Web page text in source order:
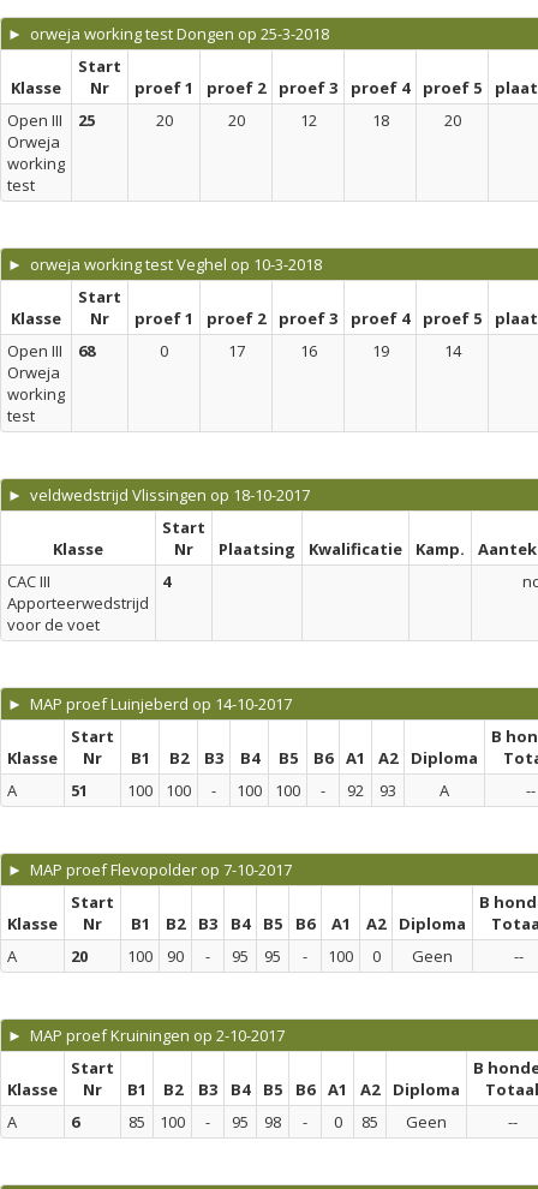
► orweja working test Dongen op 25-3-2018
Klasse
Start
Nr
proef 1 proef 2 proef 3 proef 4 proef 5
Open III
Orweja
working
test
25 20 20 12 18 20
► orweja working test Veghel op 10-3-2018
Klasse
Start
Nr
proef 1 proef 2 proef 3 proef 4 proef 5
Open III
Orweja
working
test
68 0 17 16 19 14
► veldwedstrijd Vlissingen op 18-10-2017
Klasse
Start
Nr
Plaatsing Kwalificatie Kamp.
CAC III
Apporteerwedstrijd
voor de voet
4 nc
► MAP proef Luinjeberd op 14-10-2017
Klasse
Start
Nr
B1 B2 B3 B4 B5 B6 A1 A2 Diploma
B
A
51 100 100 - 100 100 - 92 93 A --
► MAP proef Flevopolder op 7-10-2017
Klasse
Start
Nr
B1 B2 B3 B4 B5 B6 A1 A2 Diploma
B
A
20 100 90 - 95 95 - 100 0 Geen --
► MAP proef Kruiningen op 2-10-2017
Klasse
Start
Nr
B1 B2 B3 B4 B5 B6 A1 A2 Diploma
B
Totaal
A
6 85 100 - 95 98 - 0 85 Geen --